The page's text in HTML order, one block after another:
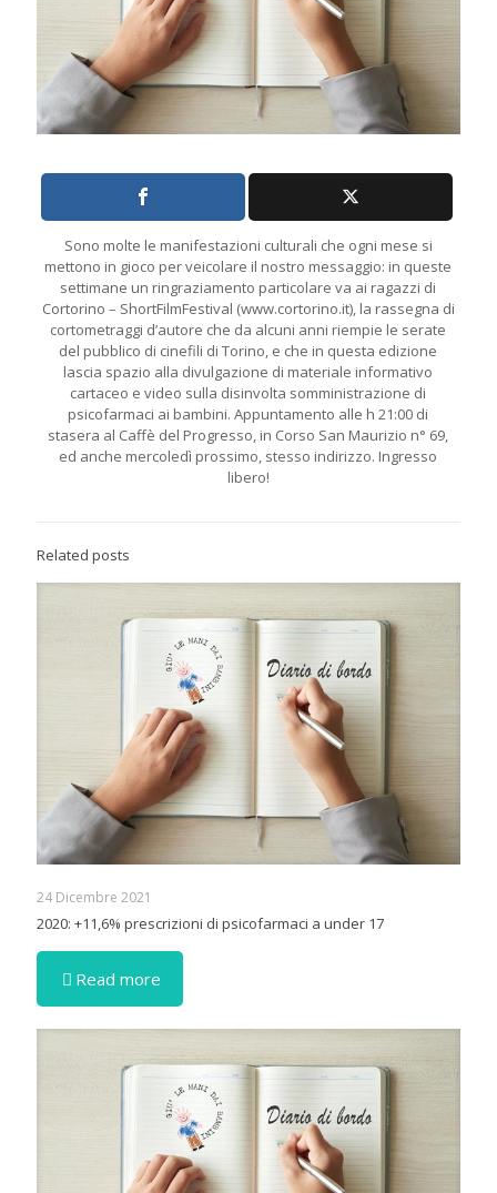
Sono molte le manifestazioni culturali che ogni mese si
mettono in gioco per veicolare il nostro messaggio: in queste
settimane un ringraziamento particolare va ai ragazzi di
Cortorino – ShortFilmFestival (www.cortorino.it), la rassegna di
cortometraggi d’autore che da alcuni anni riempie le serate
del pubblico di cinefili di Torino, e che in questa edizione
lascia spazio alla divulgazione di materiale informativo
cartaceo e video sulla disinvolta somministrazione di
psicofarmaci ai bambini. Appuntamento alle h 21:00 di
stasera al Caffè del Progresso, in Corso San Maurizio n° 69,
ed anche mercoledì prossimo, stesso indirizzo. Ingresso
libero!
Related posts
24 Dicembre 2021
2020: +11,6% prescrizioni di psicofarmaci a under 17
Read more